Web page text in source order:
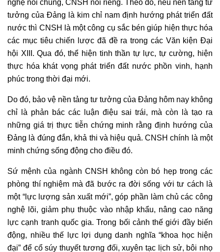
nghệ nói chung, CNSH nói riêng. Theo đó, nếu nền tảng tư
tưởng của Đảng là kim chỉ nam định hướng phát triển đất
nước thì CNSH là một công cụ sắc bén giúp hiện thực hóa
các mục tiêu chiến lược đã đề ra trong các Văn kiện Đại
hội XIII. Qua đó, thể hiện tinh thần tự lực, tự cường, hiện
thực hóa khát vọng phát triển đất nước phồn vinh, hạnh
phúc trong thời đại mới.
Do đó, bảo vệ nền tảng tư tưởng của Đảng hôm nay không
chỉ là phản bác các luận điệu sai trái, mà còn là tạo ra
những giá trị thực tiễn chứng minh rằng định hướng của
Đảng là đúng đắn, khả thi và hiệu quả. CNSH chính là một
minh chứng sống động cho điều đó.
Sứ mệnh của ngành CNSH không còn bó hẹp trong các
phòng thí nghiệm mà đã bước ra đời sống với tư cách là
một “lực lượng sản xuất mới”, góp phần làm chủ các công
nghệ lõi, giảm phụ thuộc vào nhập khẩu, nâng cao năng
lực cạnh tranh quốc gia. Trong bối cảnh thế giới đầy biến
động, nhiều thế lực lợi dụng danh nghĩa “khoa học hiện
đại” để cổ súy thuyết tương đối, xuyên tạc lịch sử, bôi nhọ